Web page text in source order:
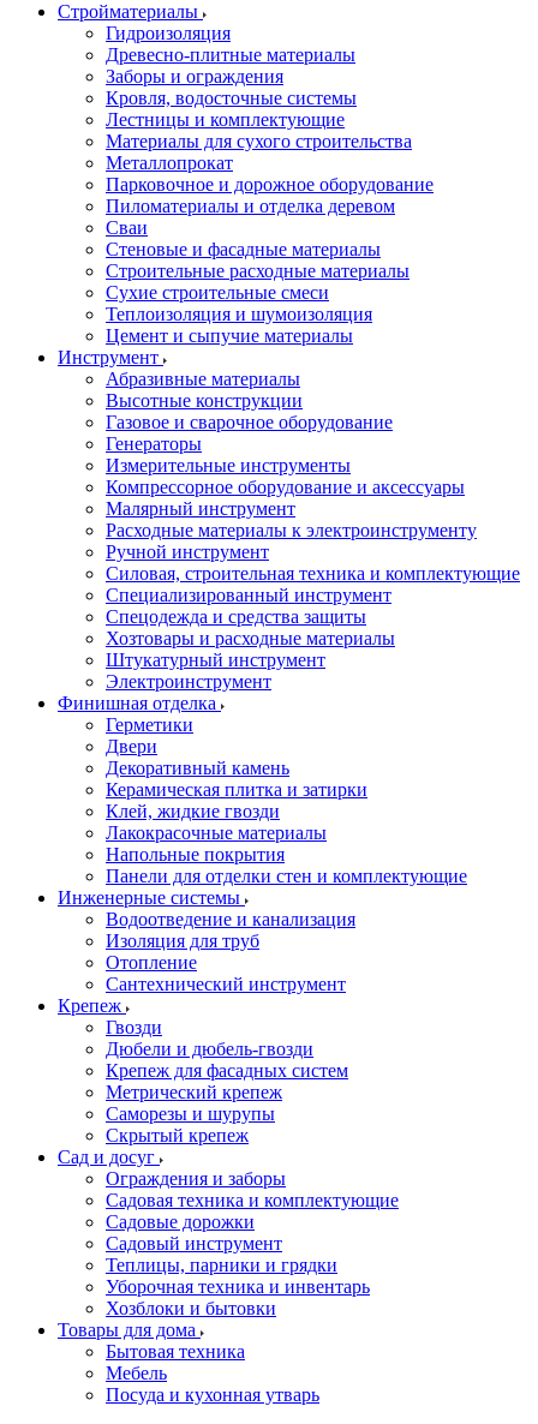
Стройматериалы
Гидроизоляция
Древесно-плитные материалы
Заборы и ограждения
Кровля, водосточные системы
Лестницы и комплектующие
Материалы для сухого строительства
Металлопрокат
Парковочное и дорожное оборудование
Пиломатериалы и отделка деревом
Сваи
Стеновые и фасадные материалы
Строительные расходные материалы
Сухие строительные смеси
Теплоизоляция и шумоизоляция
Цемент и сыпучие материалы
Инструмент
Абразивные материалы
Высотные конструкции
Газовое и сварочное оборудование
Генераторы
Измерительные инструменты
Компрессорное оборудование и аксессуары
Малярный инструмент
Расходные материалы к электроинструменту
Ручной инструмент
Силовая, строительная техника и комплектующие
Специализированный инструмент
Спецодежда и средства защиты
Хозтовары и расходные материалы
Штукатурный инструмент
Электроинструмент
Финишная отделка
Герметики
Двери
Декоративный камень
Керамическая плитка и затирки
Клей, жидкие гвозди
Лакокрасочные материалы
Напольные покрытия
Панели для отделки стен и комплектующие
Инженерные системы
Водоотведение и канализация
Изоляция для труб
Отопление
Сантехнический инструмент
Крепеж
Гвозди
Дюбели и дюбель-гвозди
Крепеж для фасадных систем
Метрический крепеж
Саморезы и шурупы
Скрытый крепеж
Сад и досуг
Ограждения и заборы
Садовая техника и комплектующие
Садовые дорожки
Садовый инструмент
Теплицы, парники и грядки
Уборочная техника и инвентарь
Хозблоки и бытовки
Товары для дома
Бытовая техника
Мебель
Посуда и кухонная утварь